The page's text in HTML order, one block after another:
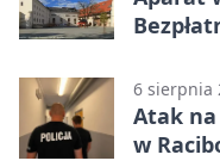
6 sierpnia
Atak
w